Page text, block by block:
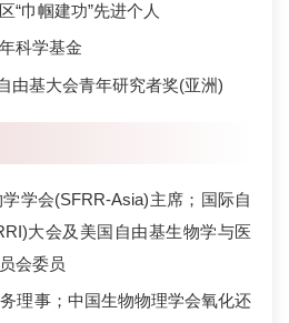
巾帼建功”先进个人
科学基金
由基大会青年研究者奖(亚洲)
学会(SFRR-Asia)主席；国际自
大会及美国自由基生物学与医
会委员
理事；中国生物物理学会氧化还